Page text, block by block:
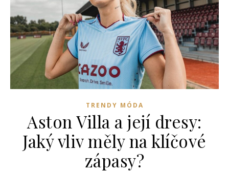
TRENDY MÓDA
Aston Villa a její dresy:
Jaký vliv měly na klíčové
zápasy?